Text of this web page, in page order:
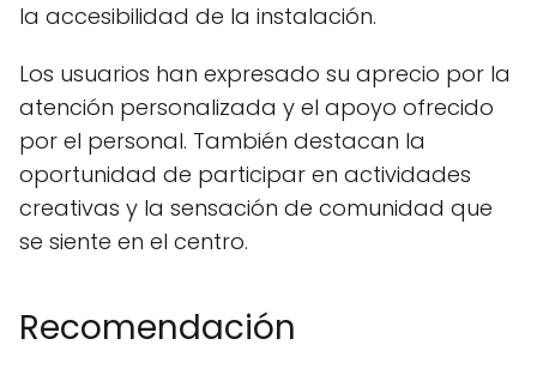
la accesibilidad de la instalación.
Los usuarios han expresado su aprecio por la
atención personalizada y el apoyo ofrecido
por el personal. También destacan la
oportunidad de participar en actividades
creativas y la sensación de comunidad que
se siente en el centro.
Recomendación